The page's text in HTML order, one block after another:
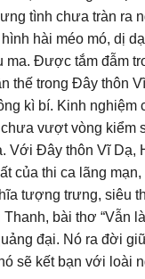
tình chưa tràn ra
hài méo mó, dị
ma. Được tắm đẫm
thế trong Đây thôn
kì bí. Kinh nghiệm
vượt vòng kiểm
Với Đây thôn Vĩ Dạ,
của thi ca lãng
tượng trưng, siêu
bài thơ “Vẫn
đại. Nó ra đời
sẽ kết bạn với loài